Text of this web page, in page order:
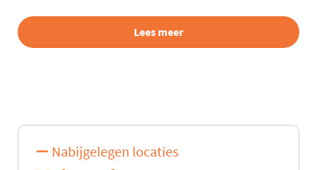
Lees meer
Nabijgelegen locaties